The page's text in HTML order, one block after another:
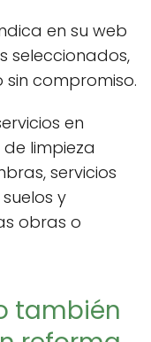
en su web
seleccionados,
sin compromiso.
en
limpieza
servicios
y
obras o
también